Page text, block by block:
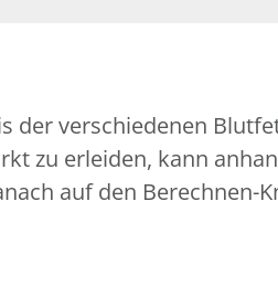
der verschiedenen
zu erleiden, kann
auf den Berechnen-